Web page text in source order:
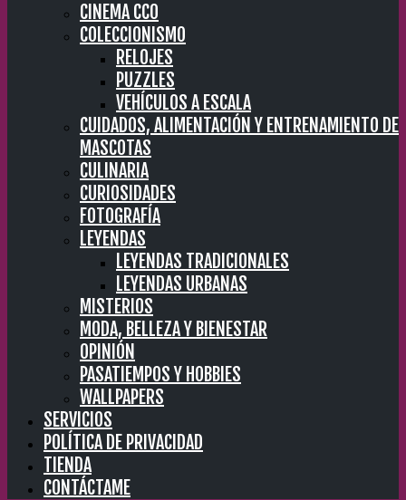
CINEMA CC0
COLECCIONISMO
RELOJES
PUZZLES
VEHÍCULOS A ESCALA
CUIDADOS, ALIMENTACIÓN Y ENTRENAMIENTO DE
MASCOTAS
CULINARIA
CURIOSIDADES
FOTOGRAFÍA
LEYENDAS
LEYENDAS TRADICIONALES
LEYENDAS URBANAS
MISTERIOS
MODA, BELLEZA Y BIENESTAR
OPINIÓN
PASATIEMPOS Y HOBBIES
WALLPAPERS
SERVICIOS
POLÍTICA DE PRIVACIDAD
TIENDA
CONTÁCTAME